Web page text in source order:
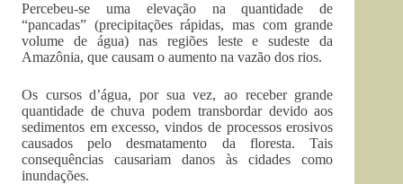
Percebeu-se uma elevação na quantidade de
“pancadas” (precipitações rápidas, mas com grande
volume de água) nas regiões leste e sudeste da
Amazônia, que causam o aumento na vazão dos rios.
Os cursos d’água, por sua vez, ao receber grande
quantidade de chuva podem transbordar devido aos
sedimentos em excesso, vindos de processos erosivos
causados pelo desmatamento da floresta. Tais
consequências causariam danos às cidades como
inundações.